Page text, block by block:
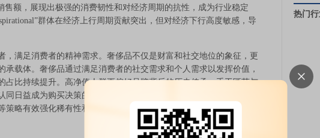
售额，展现出极强的消费韧性和对经济周期的抗性，成为行业稳定
群体在经济上行周期贡献突出，但对经济下行高度敏感，导
满足消费者的精神需求。奢侈品不仅是财富和社交地位的象征，更
承载体。奢侈品通过满足消费者的社交需求和个人需求以发挥价值，
占比持续提升。高净值人群更偏好品牌背后的历史传承、手工匠艺与
同日益成为购买决策的核心。与此同时，奢侈品牌通过严格的渠道管
策略有效强化稀有性和独特性，在市场扩容与品牌稀缺性之间实现精
热门